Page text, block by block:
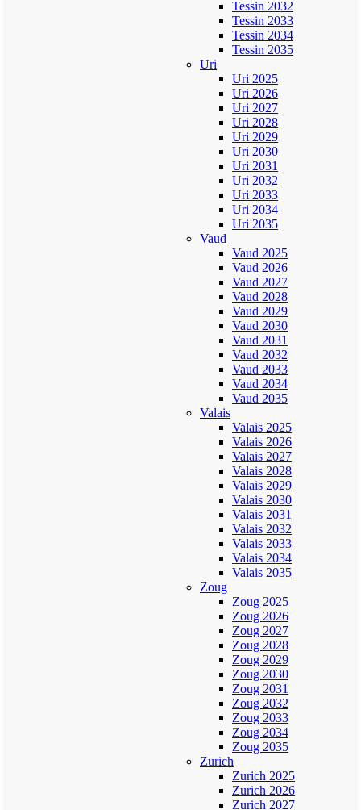
Tessin 2032
Tessin 2033
Tessin 2034
Tessin 2035
Uri
Uri 2025
Uri 2026
Uri 2027
Uri 2028
Uri 2029
Uri 2030
Uri 2031
Uri 2032
Uri 2033
Uri 2034
Uri 2035
Vaud
Vaud 2025
Vaud 2026
Vaud 2027
Vaud 2028
Vaud 2029
Vaud 2030
Vaud 2031
Vaud 2032
Vaud 2033
Vaud 2034
Vaud 2035
Valais
Valais 2025
Valais 2026
Valais 2027
Valais 2028
Valais 2029
Valais 2030
Valais 2031
Valais 2032
Valais 2033
Valais 2034
Valais 2035
Zoug
Zoug 2025
Zoug 2026
Zoug 2027
Zoug 2028
Zoug 2029
Zoug 2030
Zoug 2031
Zoug 2032
Zoug 2033
Zoug 2034
Zoug 2035
Zurich
Zurich 2025
Zurich 2026
Zurich 2027